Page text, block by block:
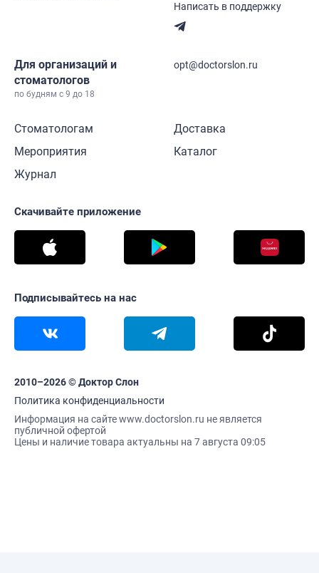
Написать в поддержку
Для организаций и
стоматологов
по будням с 9 до 18
opt@doctorslon.ru
Стоматологам
Мероприятия
Журнал
Доставка
Каталог
Скачивайте приложение
Подписывайтесь на нас
2010–2026 © Доктор Слон
Политика конфиденциальности
Информация на сайте www.doctorslon.ru не является
публичной офертой
Цены и наличие товара актуальны на 7 августа 09:05